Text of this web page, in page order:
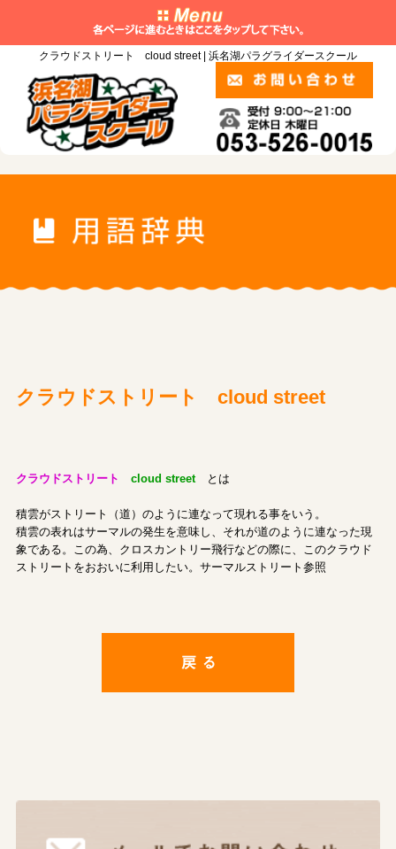
クラウドストリート cloud street | 浜名湖パラグライダースクール
クラウドストリート cloud street
クラウドストリート cloud streetとは
積雲がストリート（道）のように連なって現れる事をいう。
積雲の表れはサーマルの発生を意味し、それが道のように連なった現
象である。この為、クロスカントリー飛行などの際に、このクラウド
ストリートをおおいに利用したい。サーマルストリート参照